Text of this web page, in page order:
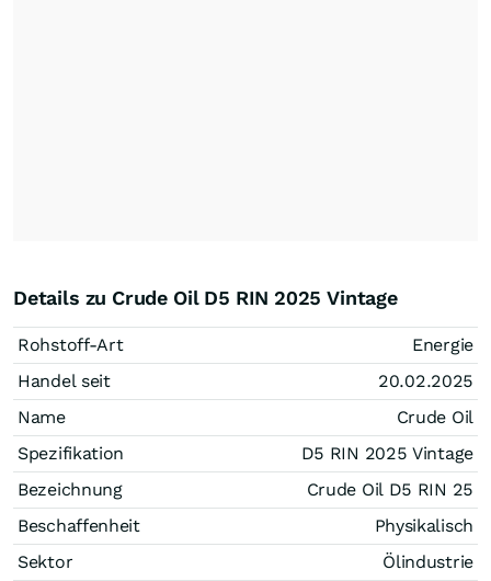
Details zu Crude Oil D5 RIN 2025 Vintage
Rohstoff-Art
Energie
Handel seit
20.02.2025
Name
Crude Oil
Spezifikation
D5 RIN 2025 Vintage
Bezeichnung
Crude Oil D5 RIN 25
Beschaffenheit
Physikalisch
Sektor
Ölindustrie